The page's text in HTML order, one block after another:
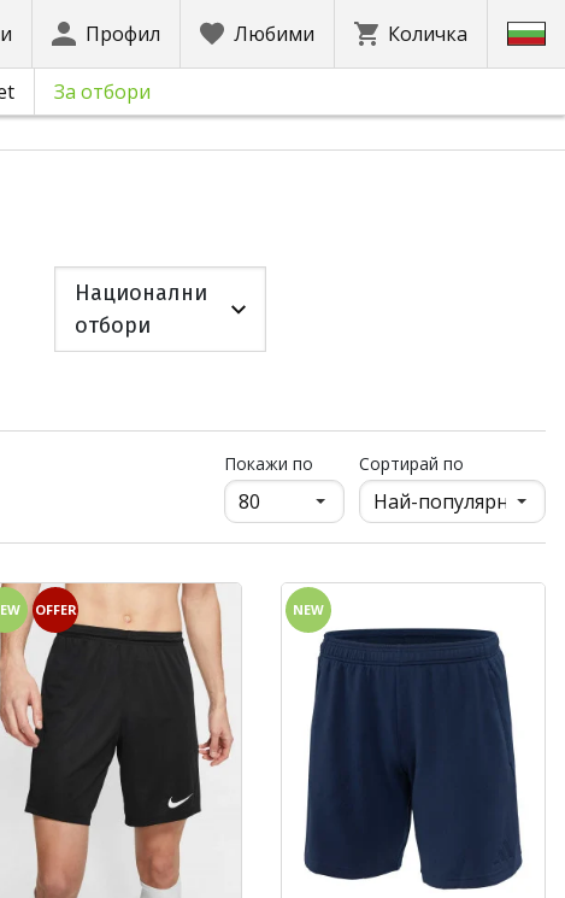
Профил Любими Количка
За отбори
Национални
отбори
Покажи по продукти на страница
Сортирай по
OFFER NEW